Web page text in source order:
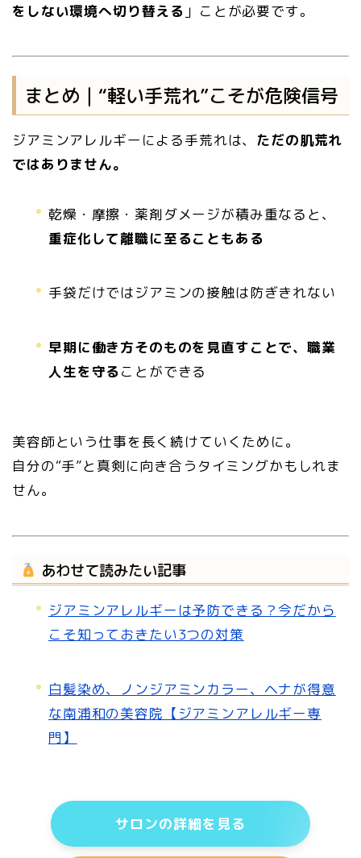
をしない環境へ切り替える 」ことが必要です。
まとめ｜“軽い手荒れ”こそが危険信号
ジアミンアレルギーによる手荒れは、 ただの肌荒れ
ではありません。
乾燥・摩擦・薬剤ダメージが積み重なると、
重症化して離職に至ることもある
手袋だけではジアミンの接触は防ぎきれない
早期に働き方そのものを見直すことで、職業
人生を守る ことができる
美容師という仕事を長く続けていくために。
自分の“手”と真剣に向き合うタイミングかもしれま
せん。
あわせて読みたい記事
ジアミンアレルギーは予防できる？今だから
こそ知っておきたい3つの対策
白髪染め、ノンジアミンカラー、ヘナが得意
な南浦和の美容院【ジアミンアレルギー専
門】
サロンの詳細を見る